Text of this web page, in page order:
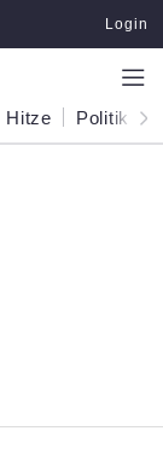
Login
Hitze Politik